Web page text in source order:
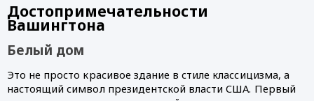
Достопримечательности
Вашингтона
Белый дом
Это не просто красивое здание в стиле классицизма, а
настоящий символ президентской власти США. Первый